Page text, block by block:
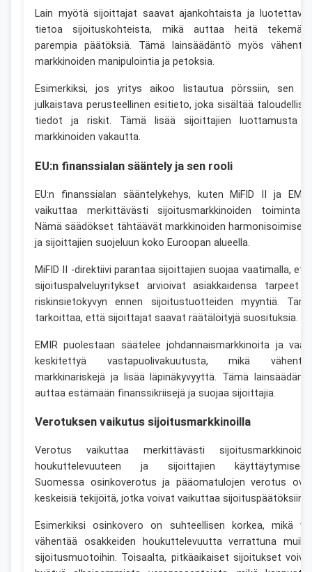
Lain myötä sijoittajat saavat ajankohtaista ja
tietoa sijoituskohteista, mikä auttaa heitä
parempia päätöksiä. Tämä lainsäädäntö myös
markkinoiden manipulointia ja petoksia.
Esimerkiksi, jos yritys aikoo listautua pörssiin, sen
julkaistava perusteellinen esitieto, joka sisältää
tiedot ja riskit. Tämä lisää sijoittajien luottamusta
markkinoiden vakautta.
EU:n finanssialan sääntely ja sen rooli
EU:n finanssialan sääntelykehys, kuten MiFID II ja
vaikuttaa merkittävästi sijoitusmarkkinoiden
Nämä säädökset tähtäävät markkinoiden
ja sijoittajien suojeluun koko Euroopan alueella.
MiFID II -direktiivi parantaa sijoittajien suojaa vaatimalla,
sijoituspalveluyritykset arvioivat asiakkaidensa tarpeet
riskinsietokyvyn ennen sijoitustuotteiden myyntiä.
tarkoittaa, että sijoittajat saavat räätälöityjä suosituksia.
EMIR puolestaan säätelee johdannaismarkkinoita ja
keskitettyä vastapuolivakuutusta, mikä
markkinariskejä ja lisää läpinäkyvyyttä. Tämä
auttaa estämään finanssikriisejä ja suojaa sijoittajia.
Verotuksen vaikutus sijoitusmarkkinoilla
Verotus vaikuttaa merkittävästi
houkuttelevuuteen ja sijoittajien
Suomessa osinkoverotus ja pääomatulojen verotus
keskeisiä tekijöitä, jotka voivat vaikuttaa sijoituspäätöksiin.
Esimerkiksi osinkovero on suhteellisen korkea, mikä
vähentää osakkeiden houkuttelevuutta verrattuna
sijoitusmuotoihin. Toisaalta, pitkäaikaiset sijoitukset